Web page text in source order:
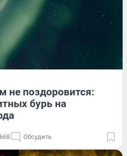
не поздоровится:
бурь на
668 Обсудить